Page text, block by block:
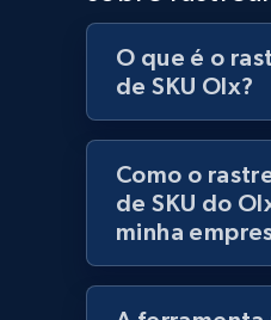
Currency, Discount,
1.1K+ 149+
Best Buy products -
products using
URL, Product id, Title,
Currency, Discount, Initial
O que é o
de SKU Olx?
Como o
de SKU do
minha